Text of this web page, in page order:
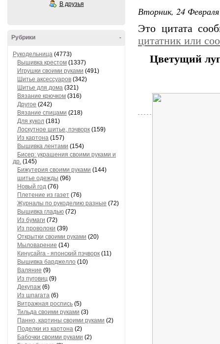
В друзья
-
Рубрики
Рукодельница (4773)
Вышивка крестом (1337)
Игрушки своими руками (491)
Шитье аксессуаров (342)
Шитье для дома (321)
Вязание крючком (316)
Другое (242)
Вязание спицами (218)
Для кукол (181)
Лоскутное шитье, пэчворк (159)
Из картона (157)
Вышивка лентами (154)
Бисер: украшения своими руками и
др. (145)
Бижутерия своими руками (144)
шитье одежды (96)
Новый год (76)
Плетение из газет (76)
Журналы по рукоделию разные (72)
Вышивка гладью (72)
Из бумаги (72)
Из проволоки (39)
Открытки своими руками (20)
Мыловарение (14)
Кинусайга - японский пэчворк (11)
Вышивка барджелло (10)
Валяние (9)
Из пуговиц (9)
Декупаж (6)
Из шпагата (6)
Витражная роспись (5)
Тильда своими руками (3)
Панно, картины своими руками (2)
Поделки из картона (2)
Бабочки своими руками (2)
Вторник, 24
Это цитата
цитатник или
Цветущий